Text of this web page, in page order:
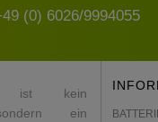
(0) 6026/9994055
ist kein
ein